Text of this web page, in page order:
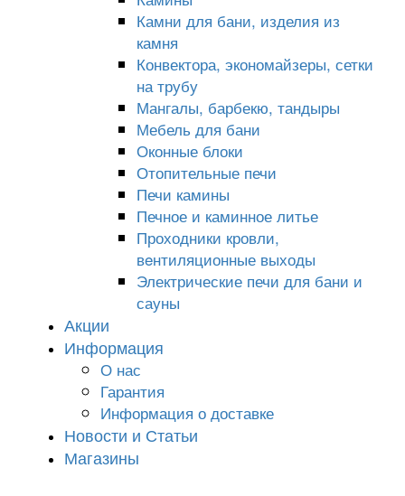
Камни для бани, изделия из
камня
Конвектора, экономайзеры, сетки
на трубу
Мангалы, барбекю, тандыры
Мебель для бани
Оконные блоки
Отопительные печи
Печи камины
Печное и каминное литье
Проходники кровли,
вeнтиляционные выходы
Электрические печи для бани и
сауны
Акции
Информация
О нас
Гарантия
Информация о доставке
Новости и Статьи
Магазины